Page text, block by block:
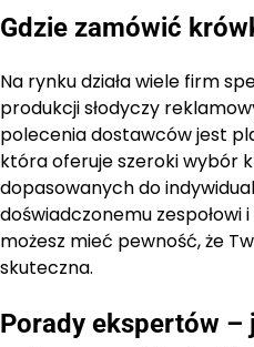
Gdzie zamówić
Na rynku działa wiele firm
produkcji słodyczy
polecenia dostawców jest
która oferuje szeroki wybór
dopasowanych do
doświadczonemu
możesz mieć pewność, że
skuteczna.
Porady ekspertów –